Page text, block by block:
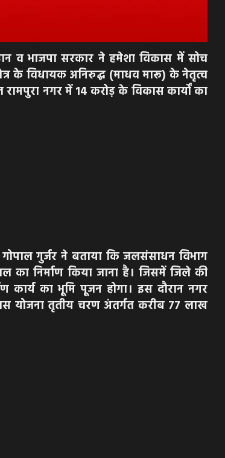
व भाजपा सरकार ने हमेशा विकास में सोच
के विधायक अनिरुद्ध (माधव मारू) के नेतृत्व
नगर में 14 करोड़ के विकास कार्यों का
गुर्जर ने बताया कि जलसंसाधन विभाग
का निर्माण किया जाना है। जिसमें जिले की
कार्य का भूमि पूजन होगा। इस दौरान नगर
योजना तृतीय चरण अंतर्गत करीब 77 लाख